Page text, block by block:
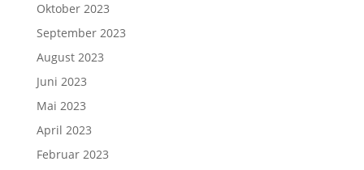
Oktober 2023
September 2023
August 2023
Juni 2023
Mai 2023
April 2023
Februar 2023